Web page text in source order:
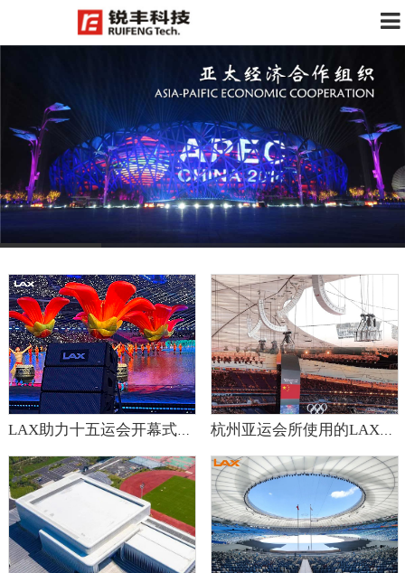
LAX助力十五运会开幕式扩声 杭州亚运会所使用的LAX产品有哪些？